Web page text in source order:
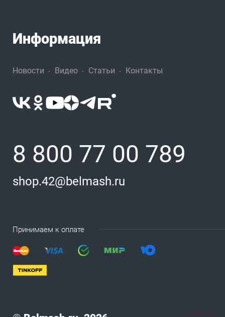
Информация
Новости Видео Статьи Контакты
8 800 77 00 789
shop.42@belmash.ru
Принимаем к оплате